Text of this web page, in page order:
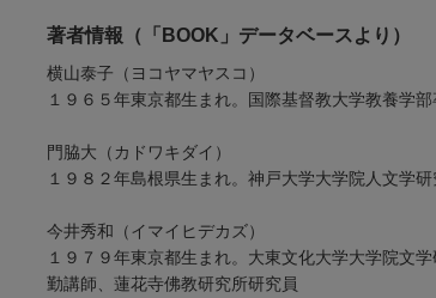
著者情報（「BOOK」データベースより）
横山泰子（ヨコヤマヤスコ）
１９６５年東京都生まれ。国際基督教大学教養学
門脇大（カドワキダイ）
１９８２年島根県生まれ。神戸大学大学院人文学
今井秀和（イマイヒデカズ）
１９７９年東京都生まれ。大東文化大学大学院文
勤講師、蓮花寺佛教研究所研究員